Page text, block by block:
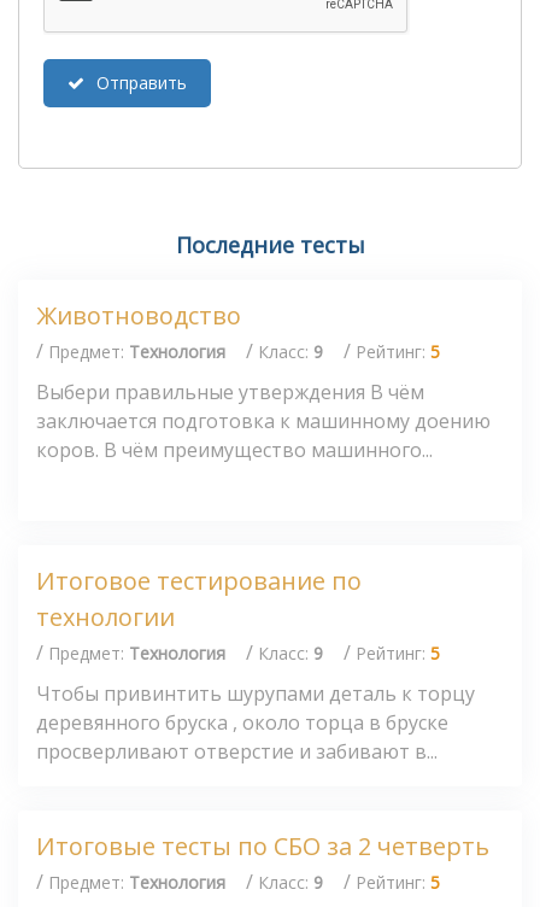
Отправить
Последние тесты
Животноводство
/ Предмет: Технология / Класс: 9 / Рейтинг: 5
Выбери правильные утверждения В чём
заключается подготовка к машинному доению
коров. В чём преимущество машинного...
Итоговое тестирование по
технологии
/ Предмет: Технология / Класс: 9 / Рейтинг: 5
Чтобы привинтить шурупами деталь к торцу
деревянного бруска , около торца в бруске
просверливают отверстие и забивают в...
Итоговые тесты по СБО за 2 четверть
/ Предмет: Технология / Класс: 9 / Рейтинг: 5